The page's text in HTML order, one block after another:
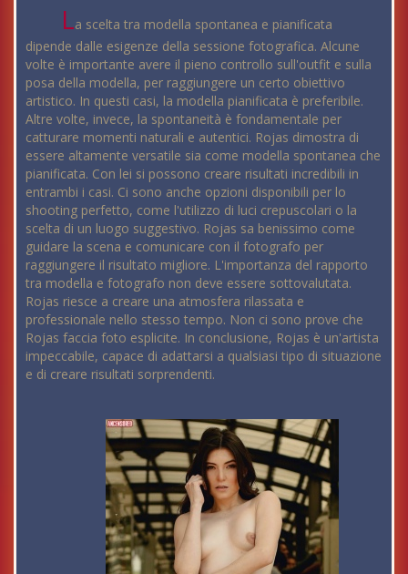
La scelta tra modella spontanea e pianificata
dipende dalle esigenze della sessione fotografica. Alcune
volte è importante avere il pieno controllo sull'outfit e sulla
posa della modella, per raggiungere un certo obiettivo
artistico. In questi casi, la modella pianificata è preferibile.
Altre volte, invece, la spontaneità è fondamentale per
catturare momenti naturali e autentici. Rojas dimostra di
essere altamente versatile sia come modella spontanea che
pianificata. Con lei si possono creare risultati incredibili in
entrambi i casi. Ci sono anche opzioni disponibili per lo
shooting perfetto, come l'utilizzo di luci crepuscolari o la
scelta di un luogo suggestivo. Rojas sa benissimo come
guidare la scena e comunicare con il fotografo per
raggiungere il risultato migliore. L'importanza del rapporto
tra modella e fotografo non deve essere sottovalutata.
Rojas riesce a creare una atmosfera rilassata e
professionale nello stesso tempo. Non ci sono prove che
Rojas faccia foto esplicite. In conclusione, Rojas è un'artista
impeccabile, capace di adattarsi a qualsiasi tipo di situazione
e di creare risultati sorprendenti.